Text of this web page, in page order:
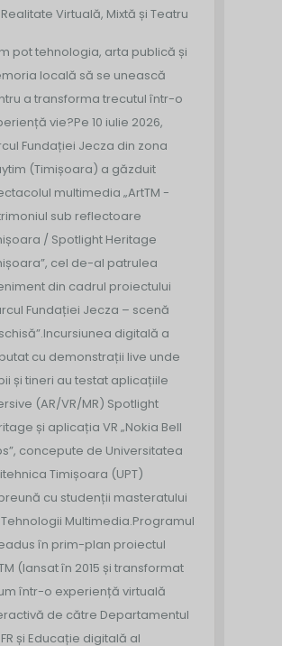
Virtuală, Mixtă și Teatru
pot tehnologia, arta publică și
locală să se unească
a transforma trecutul într-o
vie?Pe 10 iulie 2026,
Fundației Jecza din zona
(Timișoara) a găzduit
multimedia „ArtTM -
sub reflectoare
/ Spotlight Heritage
cel de-al patrulea
din cadrul proiectului
Fundației Jecza – scenă
Incursiunea digitală a
cu demonstrații live unde
și tineri au testat aplicațiile
(AR/VR/MR) Spotlight
și aplicația VR „Nokia Bell
concepute de Universitatea
Timișoara (UPT)
cu studenții masteratului
Multimedia.Programul
în prim-plan proiectul
(lansat în 2015 și transformat
într-o experiență virtuală
de către Departamentul
și Educație digitală al